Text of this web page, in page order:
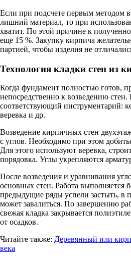
Если при подсчете первым методом в
лишний материал, то при
хватит. По этой причине к
еще 15 %. Закупку кирпича
партией, чтобы изделия не
Технология кладки стен из
Когда фундамент полностью готов,
непосредственно к возведению стен.
соответствующий инструментарий:
веревка и др.
Возведение кирпичных стен
с углов. Необходимо при этом
Для этого используют веревка,
порядовка. Углы укрепляются
После возведения и уравнивания
основных стен. Работа выполняется
предыдущие ряды успели застыть, в
может завалиться. По завершению
свежая кладка закрывается
от осадков.
Читайте также: Деревянный или
века